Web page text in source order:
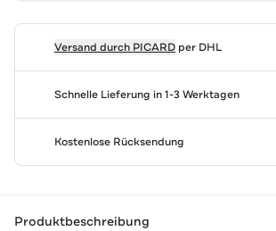
Versand durch PICARDper DHL
Schnelle Lieferung in 1-3 Werktagen
Kostenlose Rücksendung
Produktbeschreibung